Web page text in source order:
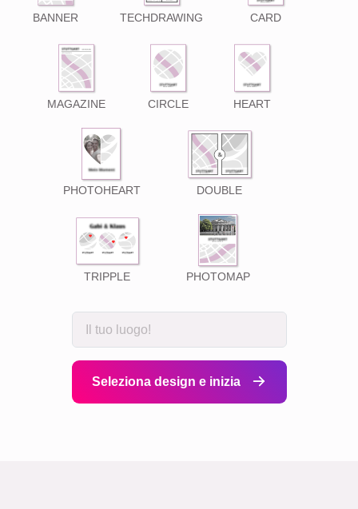
BANNER TECHDRAWING CARD
MAGAZINE CIRCLE HEART
PHOTOHEART DOUBLE
TRIPPLE PHOTOMAP
Seleziona design e inizia